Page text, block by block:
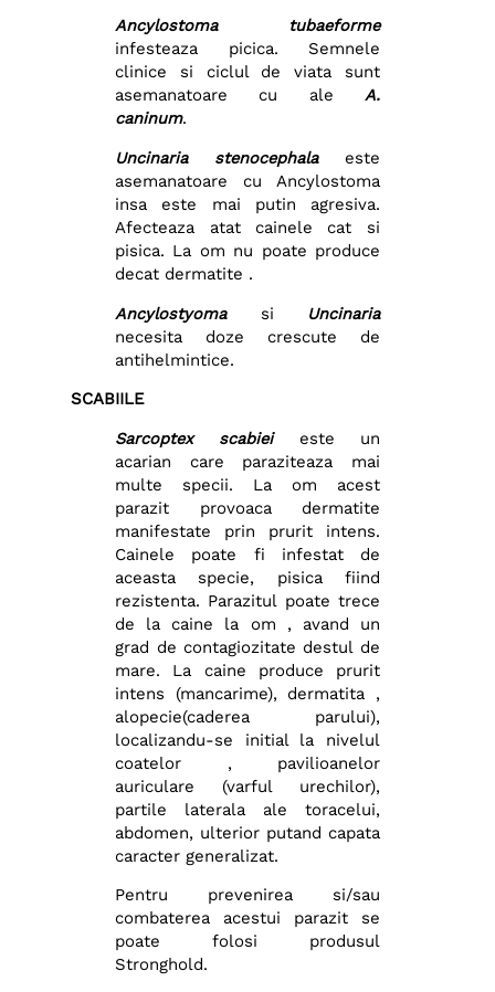
Ancylostoma tubaeforme
infesteaza picica. Semnele
clinice si ciclul de viata sunt
asemanatoare cu ale A.
caninum.
Uncinaria stenocephala este
asemanatoare cu Ancylostoma
insa este mai putin agresiva.
Afecteaza atat cainele cat si
pisica. La om nu poate produce
decat dermatite .
Ancylostyomasi Uncinaria
necesita doze crescute de
antihelmintice.
SCABIILE
Sarcoptex scabiei este un
acarian care paraziteaza mai
multe specii. La om acest
parazit provoaca dermatite
manifestate prin prurit intens.
Cainele poate fi infestat de
aceasta specie, pisica fiind
rezistenta. Parazitul poate trece
de la caine la om , avand un
grad de contagiozitate destul de
mare. La caine produce prurit
intens (mancarime), dermatita ,
alopecie(caderea parului),
localizandu-se initial la nivelul
coatelor , pavilioanelor
auriculare (varful urechilor),
partile laterala ale toracelui,
abdomen, ulterior putand capata
caracter generalizat.
Pentru prevenirea si/sau
combaterea acestui parazit se
poate folosi produsul
Stronghold.